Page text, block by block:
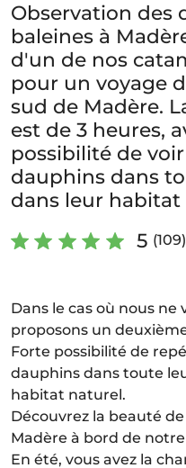
Observation des
baleines à
d'un de nos
pour un voyage
sud de Madère.
est de 3 heures,
possibilité de
dauphins dans
dans leur habitat
5 (109)
Dans le cas où nous
proposons un
Forte possibilité de
dauphins dans toute
habitat naturel.
Découvrez la beauté
Madère à bord de
En été, vous avez la